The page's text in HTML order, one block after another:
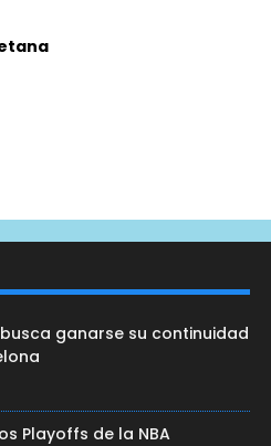
busca ganarse su continuidad
Playoffs de la NBA